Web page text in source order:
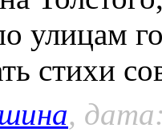
улицам
стихи
,